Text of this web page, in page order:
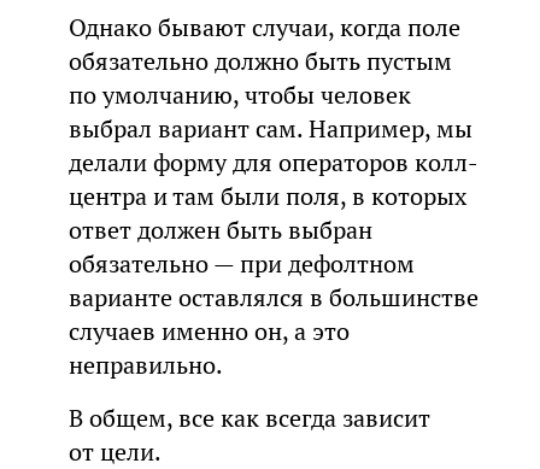
Однако бывают случаи, когда поле
обязательно должно быть пустым
по умолчанию, чтобы человек
выбрал вариант сам. Например, мы
делали форму для операторов колл-
центра и там были поля, в которых
ответ должен быть выбран
обязательно — при дефолтном
варианте оставлялся в большинстве
случаев именно он, а это
неправильно.
В общем, все как всегда зависит
от цели.